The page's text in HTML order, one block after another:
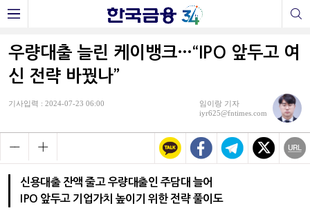
우량대출 늘린 케이뱅크…“IPO 앞두고 여
신 전략 바꿨나”
기사입력 : 2024-07-23 06:00
임이랑 기자
iyr625@fntimes.com
신용대출 잔액 줄고 우량대출인 주담대 늘어
IPO 앞두고 기업가치 높이기 위한 전략 풀이도